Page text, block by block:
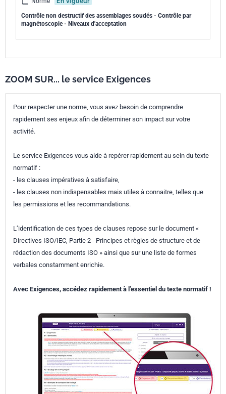
Contrôle non destructif des assemblages soudés - Contrôle par
magnétoscopie - Niveaux d'acceptation
ZOOM SUR... le service Exigences
Pour respecter une norme, vous avez besoin de comprendre
rapidement ses enjeux afin de déterminer son impact sur votre
activité.
Le service Exigences vous aide à repérer rapidement au sein du texte
normatif :
- les clauses impératives à satisfaire,
- les clauses non indispensables mais utiles à connaitre, telles que
les permissions et les recommandations.
L’identification de ces types de clauses repose sur le document «
Directives ISO/IEC, Partie 2 - Principes et règles de structure et de
rédaction des documents ISO » ainsi que sur une liste de formes
verbales constamment enrichie.
Avec Exigences, accédez rapidement à l’essentiel du texte normatif !